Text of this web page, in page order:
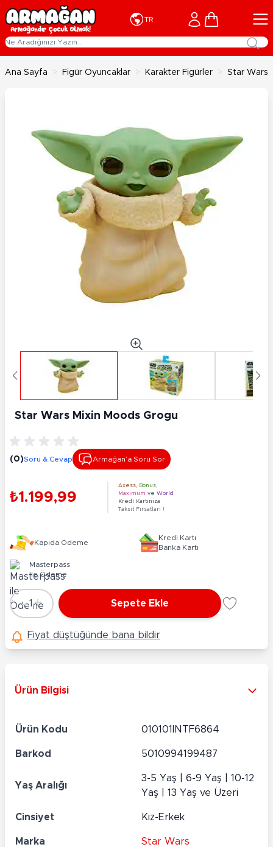
İçeriğe geç
TR Cart
Ana Sayfa > Figür Oyuncaklar > Karakter Figürler > Star Wars
Star Wars Mixin Moods Grogu
(0)Soru & Cevap Armağan’a Soru Sor
₺1.199,99
Axess Bonus
Maximum ve World
Kredi Kartınıza
Taksit Fırsatları !
Kapıda Ödeme
Kredi Kartı
Banka Kartı
Masterpass
ile Ödeme
Adet
-1 + Sepete Ekle
Fiyat düştüğünde bana bildir
Ürün Bilgisi
Ürün Kodu 010101INTF6864
Barkod 5010994199487
Yaş Aralığı
3-5 Yaş | 6-9 Yaş | 10-12
Yaş | 13 Yaş ve Üzeri
Cinsiyet Kız-Erkek
Marka Star Wars